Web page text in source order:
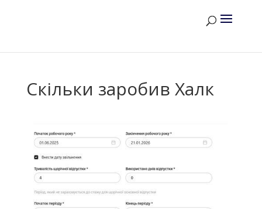
Скільки заробив Халк